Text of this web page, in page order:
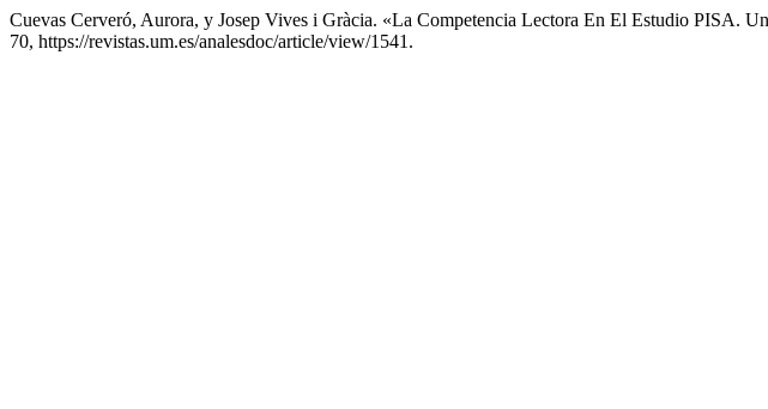
Cuevas Cerveró, Aurora, y Josep Vives i Gràcia. «La Competencia Lectora En El Estudio PISA.
70, https://revistas.um.es/analesdoc/article/view/1541.